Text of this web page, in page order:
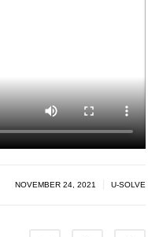
NOVEMBER 24, 2021 U-SOLVE